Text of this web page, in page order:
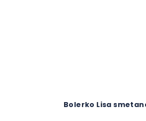
Bolerko Lisa